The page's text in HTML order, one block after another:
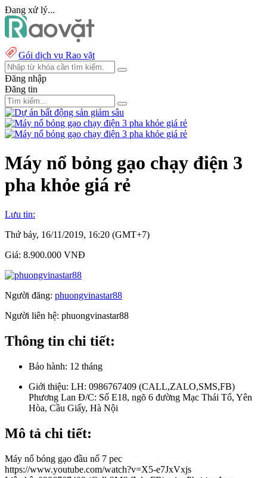
Đang xử lý...
Gói dịch vụ Rao vặt
Đăng nhập
Đăng tin
Máy nổ bỏng gạo chạy điện 3
pha khỏe giá rẻ
Lưu tin:
Thứ bảy, 16/11/2019, 16:20 (GMT+7)
Giá: 8.900.000 VNĐ
Người đăng: phuongvinastar88
Người liên hệ: phuongvinastar88
Thông tin chi tiết:
Bảo hành: 12 tháng
Giới thiệu: LH: 0986767409 (CALL,ZALO,SMS,FB)
Phương Lan Đ/C: Số E18, ngõ 6 đường Mạc Thái Tổ, Yên
Hòa, Cầu Giấy, Hà Nội
Mô tả chi tiết:
Máy nổ bỏng gạo đầu nổ 7 pec
https://www.youtube.com/watch?v=X5-e7JxVxjs